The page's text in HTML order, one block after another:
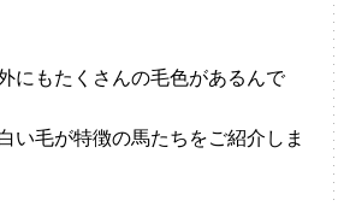
にもたくさんの毛色があるんで
い毛が特徴の馬たちをご紹介しま